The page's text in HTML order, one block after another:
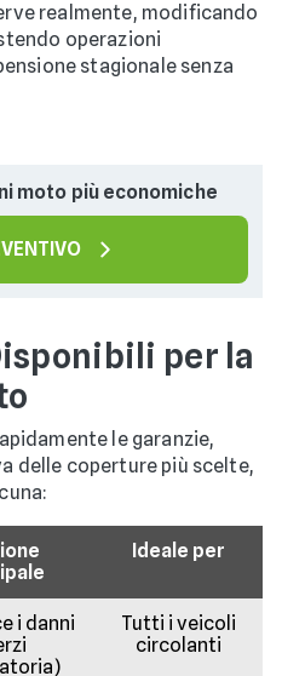
realmente, modificando
operazioni
stagionale senza
moto più economiche
per la
le garanzie,
delle coperture più scelte,
Ideale per
i danni
Tutti i veicoli
circolanti